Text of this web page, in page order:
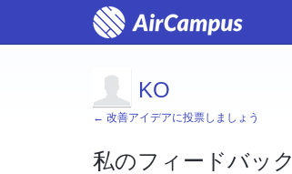
KO
← 改善アイデアに投票しましょう
私のフィードバック